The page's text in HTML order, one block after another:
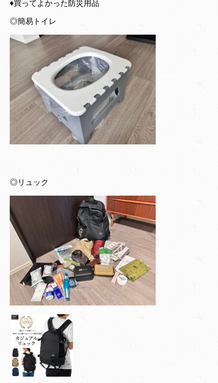
♦︎買ってよかった防災用品
◎簡易トイレ
◎リュック